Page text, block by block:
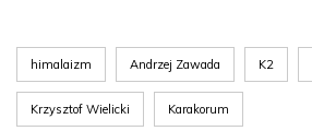
himalaizm Andrzej Zawada K2
Krzysztof Wielicki Karakorum